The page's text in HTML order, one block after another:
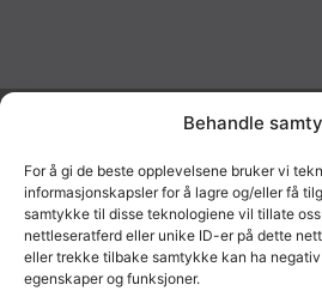
Behandle
For å gi de beste opplevelsene bruker vi
informasjonskapsler for å lagre og/eller få
samtykke til disse teknologiene vil tillate
nettleseratferd eller unike ID-er på dette
eller trekke tilbake samtykke kan ha
egenskaper og funksjoner.